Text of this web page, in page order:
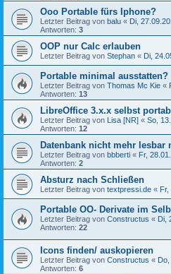
Ooo Portable fürs Iphone?
Letzter Beitrag von balu « Di,
Antworten: 3
OOP nur Calc erlauben
Letzter Beitrag von Stephan « Di,
Portable minimal ausstatten?
Letzter Beitrag von Thomas Mc Kie «
Antworten: 13
LibreOffice 3.x.x selbst
Letzter Beitrag von Lisa [NR] « So,
Antworten: 12
Datenbank nicht mehr lesbar
Letzter Beitrag von bbberti « Fr,
Antworten: 2
Absturz nach Schließen
Letzter Beitrag von textpressi.de « Fr,
Portable OO- Derivate im
Letzter Beitrag von Constructus « Di,
Antworten: 22
Icons finden/ auskopieren
Letzter Beitrag von Constructus «
Antworten: 6